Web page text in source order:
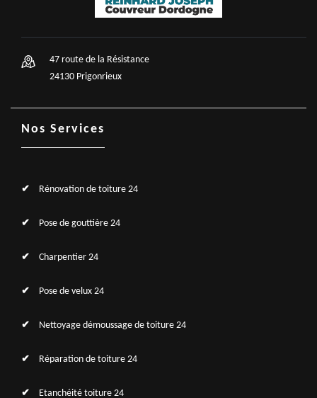
47 route de la Résistance
24130 Prigonrieux
Nos Services
Rénovation de toiture 24
Pose de gouttière 24
Charpentier 24
Pose de velux 24
Nettoyage démoussage de toiture 24
Réparation de toiture 24
Etanchéité toiture 24